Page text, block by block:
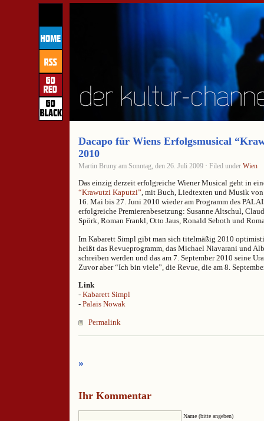
Dacapo für Wiens Erfolgsmusical
2010
Martin Bruny am Sonntag, den 26. Juli 2009 · Filed under Wien
Das einzig derzeit erfolgreiche Wiener Musical geht in
“Krawutzi Kaputzi”, mit Buch, Liedtexten und Musik
16. Mai bis 27. Juni 2010 wieder am Programm des
erfolgreiche Premierenbesetzung: Susanne Altschul,
Spörk, Roman Frankl, Otto Jaus, Ronald Seboth und
Im Kabarett Simpl gibt man sich titelmäßig 2010
heißt das Revueprogramm, das Michael Niavarani und
schreiben werden und das am 7. September 2010 seine
Zuvor aber “Ich bin viele”, die Revue, die am 8.
Link
- Kabarett Simpl
- Palais Nowak
Permalink
»
Ihr Kommentar
Name (bitte angeben)